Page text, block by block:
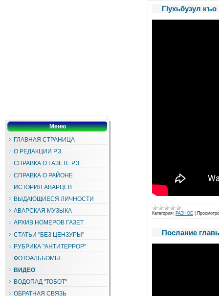
Меню
ГЛАВНАЯ СТРАНИЦА
О РЕДАКЦИИ Р.З.
СПРАВКА О ГАЗЕТЕ Р.З.
СПРАВКА О РАЙОНЕ
ИСТОРИЯ АВАРЦЕВ
ВЫДАЮЩИЕСЯ ЛИЧНОСТИ
АВАРСКАЯ МУЗЫКА
АРХИВ НОМЕРОВ ГАЗЕТ
СТАТЬИ "БЕЗ ЦЕНЗУРЫ"
РУБРИКА "АНТИТЕРРОР"
ФОТОАЛЬБОМЫ
ВИДЕО
ВОДОПАД "ТОБОТ"
ОБРАТНАЯ СВЯЗЬ
ГIухьбузул къо
Категория: РАЗНОЕ
Послание